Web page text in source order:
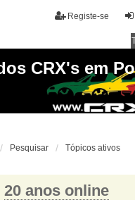
Registe-se
CRX's em
Pesquisar Tópicos ativos
20 anos online